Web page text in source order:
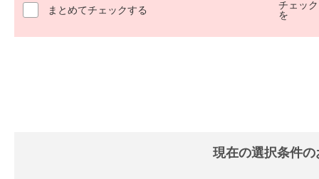
まとめてチェックする
チェッ
を
現在の選択条件